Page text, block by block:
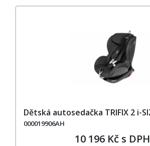
Dětská autosedačka TRIFIX 2 i-
000019906AH
10 196 Kč s DPH